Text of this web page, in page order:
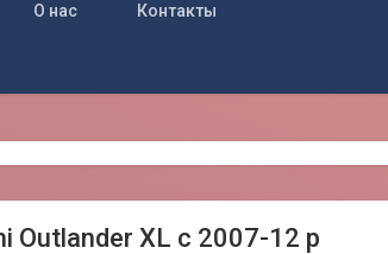
О нас Контакты
Outlander XL c 2007-12 р